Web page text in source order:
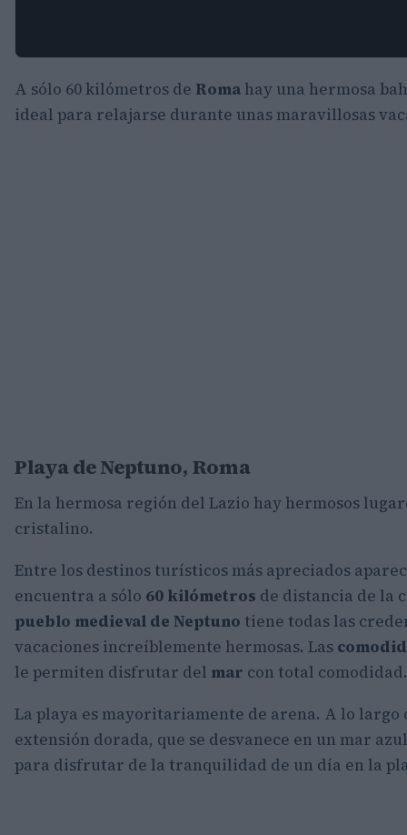
A sólo 60 kilómetros de Roma hay una hermosa
ideal para relajarse durante unas maravillosas
Playa de Neptuno, Roma
En la hermosa región del Lazio hay hermosos
cristalino.
Entre los destinos turísticos más apreciados
encuentra a sólo 60 kilómetros de distancia de la
pueblo medieval de Neptuno tiene todas las
vacaciones increíblemente hermosas. Las
le permiten disfrutar del mar con total comodidad.
La playa es mayoritariamente de arena. A lo
extensión dorada, que se desvanece en un mar
para disfrutar de la tranquilidad de un día en la